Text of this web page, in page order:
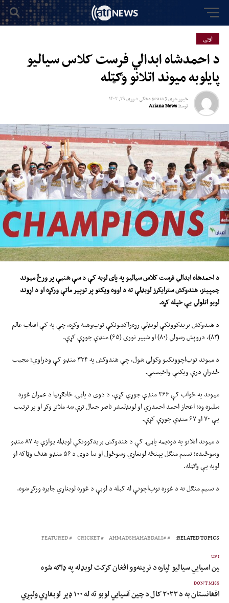
لوبی
د احمدشاه ابدالي فرست کلاس سیالیو
پایلوبه میوند اتلانو وګټله
خپور شوی3 years مخکي دوږی ۲۹, ۱۴۰۲
توسطAriana News
د احمدشاه ابدالي فرستکلاس سیالیو په پای لوبه کې د سېشنبې پر ورځ میوند
چمپینز،هندوکش سترایکرز لوبډلې تهداووهویکتوپر توپیرماتې ورکړهاو د اړوند
لوبو اتلولي یې خپله کړه.
د هندوکش بریدکوونکې لوبډلې زړه‌راکښونکې توپ‌وهنه وکړه، چې په کې افتاب عالم
(۸۳)، دروېش رسولي (۸۰) او شبیر نوري (۶۵) منډې جوړې کړې.
د میوند توپ‌اچوونکیو وکولی شول، چې هندوکش په ۳۳۴ منډو کې ودراوي؛ مجیب
ځدراڼ درې ویکتې واخیستې.
میوند په ځواب کې ۳۶۶ منډې جوړې کړې. د دوی د پاڼۍ ځانګړتیا د عمران غوره
سلیزه وه؛ اعجاز احمد احمدزي او لوبډلمشر ناصر جمال ترې ښه ملاتړ وکړ او پر ترتیب
یې ۷۰ او ۶۷ منډې جوړې کړې.
د میوند اتلانو په دوه‌یمه پاڼۍ کې د هندوکش بریدکوونکې لوبډله یوازې په ۸۷ منډو
وسوځیده؛ نسیم منګل پېنځه لوبغاړي وسوځول او بیا دوی د ۵۶ منډو هدف وټاکه او
لوبه یې وګټله.
د نسیم منګل ته د غوره توپ‌اچونې له کبله د لوبې د غوره لوبغاړي جایزه ورکړ شوه.
RELATED TOPICS:
#AHMADSHAHABDALI
CRICKET
FEATURED
UP
چين اسیايي سیالیو لپاره د نرینه‌وو افغان کرکت لوبډله په ډاګه شوه
DON'T MISS
افغانستان به د ۲۰۲۳ کال د چین آسیايي لوبو ته له ۱۰۰ ډېر لوبغاړي ولېږي